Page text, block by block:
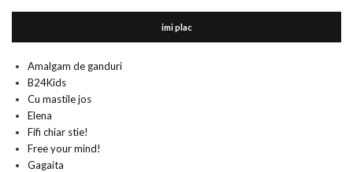
imi plac
Amalgam de ganduri
B24Kids
Cu mastile jos
Elena
Fifi chiar stie!
Free your mind!
Gagaita